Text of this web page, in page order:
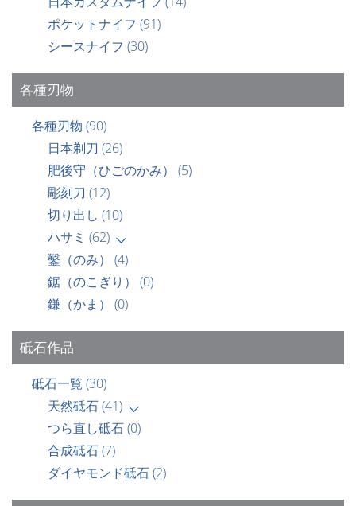
ポケットナイフ (91)
シースナイフ (30)
各種刃物
各種刃物 (90)
日本剃刀 (26)
肥後守（ひごのかみ） (5)
彫刻刀 (12)
切り出し (10)
ハサミ (62)
鑿（のみ） (4)
鋸（のこぎり） (0)
鎌（かま） (0)
砥石作品
砥石一覧 (30)
天然砥石(41)
つら直し砥石(0)
合成砥石(7)
ダイヤモンド砥石(2)